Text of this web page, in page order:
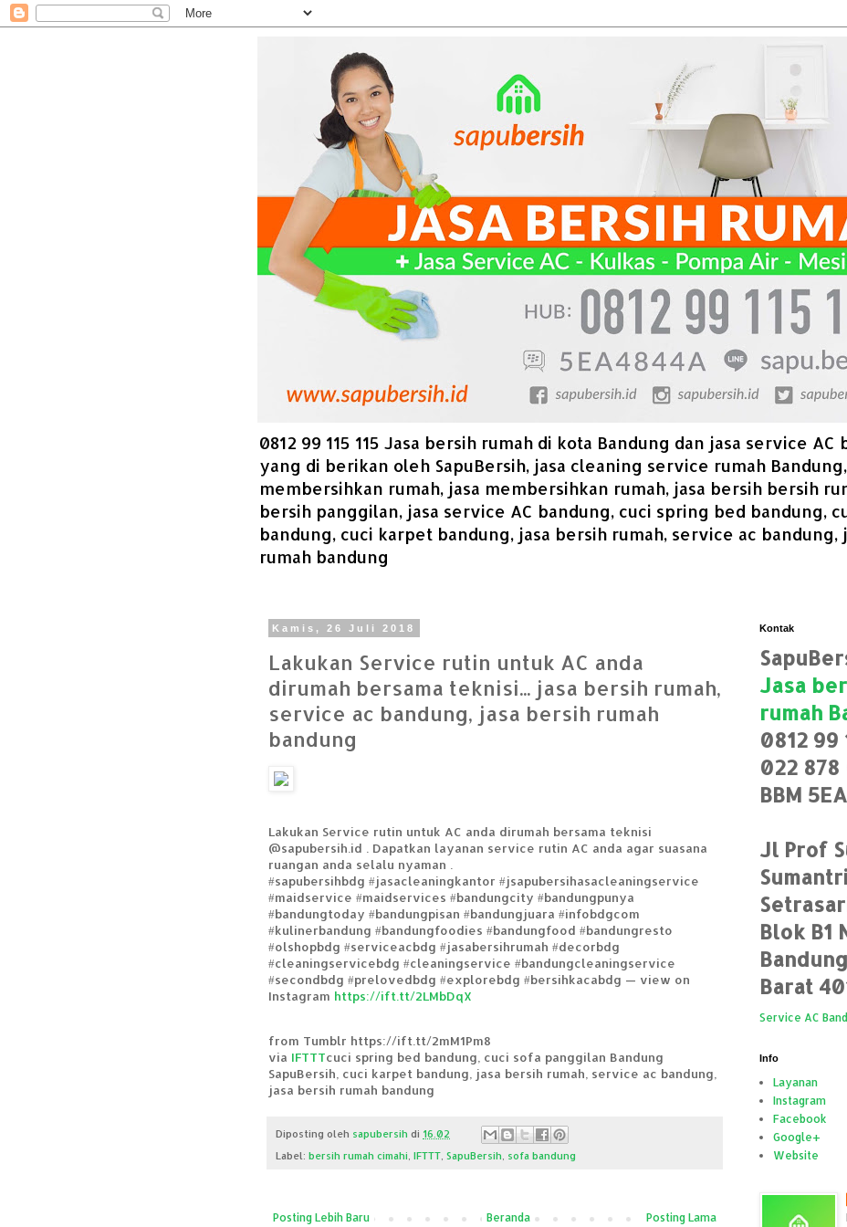
0812 99 115 115 Jasa bersih rumah di kota Bandung dan jasa service AC
yang di berikan oleh SapuBersih, jasa cleaning service rumah Bandung,
membersihkan rumah, jasa membersihkan rumah, jasa bersih bersih
bersih panggilan, jasa service AC bandung, cuci spring bed bandung,
bandung, cuci karpet bandung, jasa bersih rumah, service ac bandung,
rumah bandung
Kamis, 26 Juli 2018
Lakukan Service rutin untuk AC anda
dirumah bersama teknisi... jasa bersih rumah,
service ac bandung, jasa bersih rumah
bandung
Lakukan Service rutin untuk AC anda dirumah bersama teknisi
@sapubersih.id . Dapatkan layanan service rutin AC anda agar suasana
ruangan anda selalu nyaman .
#sapubersihbdg #jasacleaningkantor #jsapubersihasacleaningservice
#maidservice #maidservices #bandungcity #bandungpunya
#bandungtoday #bandungpisan #bandungjuara #infobdgcom
#kulinerbandung #bandungfoodies #bandungfood #bandungresto
#olshopbdg #serviceacbdg #jasabersihrumah #decorbdg
#cleaningservicebdg #cleaningservice #bandungcleaningservice
#secondbdg #prelovedbdg #explorebdg #bersihkacabdg — view on
Instagram https://ift.tt/2LMbDqX
from Tumblr https://ift.tt/2mM1Pm8
via IFTTTcuci spring bed bandung, cuci sofa panggilan Bandung
SapuBersih, cuci karpet bandung, jasa bersih rumah, service ac bandung,
jasa bersih rumah bandung
Diposting oleh sapubersih di 16.02
Label: bersih rumah cimahi, IFTTT, SapuBersih, sofa bandung
Posting Lebih Baru Posting Lama
Beranda
Kontak
Jasa
rumah
0812 99
022 878
BBM
Jl Prof
Blok B1
Barat
Service AC
Info
Layanan
Instagram
Facebook
Google+
Website